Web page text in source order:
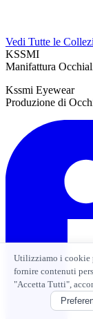
Vedi Tutte le
KSSMI
Manifattura
Kssmi Eyewear
Produzione di
Utilizziamo i cookie
fornire contenuti
"Accetta Tutti",